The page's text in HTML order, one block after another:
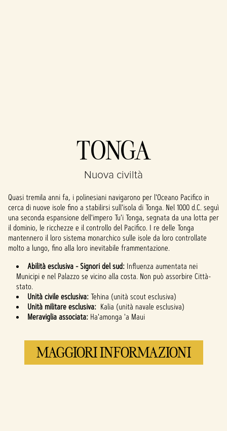
politica sulla
privacy di
YouTubee il
trasferimento
dei dati ai
server di
Google.
TONGA
Nuova civiltà
Quasi tremila anni fa, i polinesiani navigarono per l'Oceano Pacifico in
cerca di nuove isole fino a stabilirsi sull'isola di Tonga. Nel 1000 d.C. seguì
una seconda espansione dell'impero Tu'i Tonga, segnata da una lotta per
il dominio, le ricchezze e il controllo del Pacifico. I re delle Tonga
mantennero il loro sistema monarchico sulle isole da loro controllate
molto a lungo, fino alla loro inevitabile frammentazione.
Abilità esclusiva - Signori del sud: Influenza aumentata nei
Municipi e nel Palazzo se vicino alla costa. Non può assorbire Città-
stato.
Unità civile esclusiva:Tehina (unità scout esclusiva)
Unità militare esclusiva: Kalia (unità navale esclusiva)
Meraviglia associata: Ha'amonga 'a Maui
MAGGIORI INFORMAZIONI